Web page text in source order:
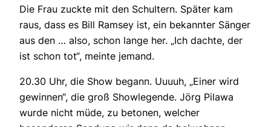
Die Frau zuckte mit den Schultern. Später kam
raus, dass es Bill Ramsey ist, ein bekannter Sänger
aus den … also, schon lange her. „Ich dachte, der
ist schon tot“, meinte jemand.
20.30 Uhr, die Show begann. Uuuuh, „Einer wird
gewinnen“, die groß Showlegende. Jörg Pilawa
wurde nicht müde, zu betonen, welcher